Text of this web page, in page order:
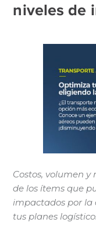
niveles de
Costos, volumen
de los ítems que
impactados por la
tus planes